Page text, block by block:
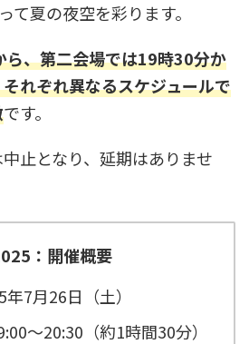
て夏の夜空を彩ります。
ら、第二会場では19時30分か
れぞれ異なるスケジュールで
です。
止となり、延期はありませ
：開催概要
7月26日（土）
～20:30（約1時間30分）